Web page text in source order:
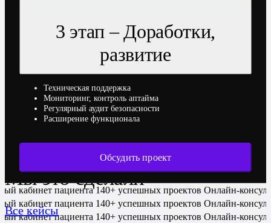
3 этап – Доработки,
развитие
Техническая поддержка
Мониторинг, контроль аптайма
Регулярный аудит безопасности
Расширение функционала
Обсудить проект
кабинет пациента 140+ успешных проектов Онлайн-
кабинет пациента 140+ успешных проектов Онлайн-
кабинет пациента 140+ успешных проектов Онлайн-
Мы это сделали
Все кейсы